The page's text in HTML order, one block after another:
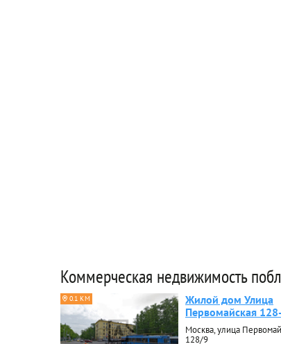
Коммерческая недвижимость
0.1 КМ
Жилой дом Улица
Первомайская
Москва, улица
128/9